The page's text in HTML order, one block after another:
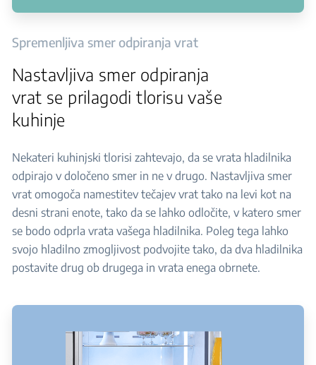
Spremenljiva smer odpiranja vrat
Nastavljiva smer odpiranja
vrat se prilagodi tlorisu vaše
kuhinje
Nekateri kuhinjski tlorisi zahtevajo, da se vrata hladilnika
odpirajo v določeno smer in ne v drugo. Nastavljiva smer
vrat omogoča namestitev tečajev vrat tako na levi kot na
desni strani enote, tako da se lahko odločite, v katero smer
se bodo odprla vrata vašega hladilnika. Poleg tega lahko
svojo hladilno zmogljivost podvojite tako, da dva hladilnika
postavite drug ob drugega in vrata enega obrnete.